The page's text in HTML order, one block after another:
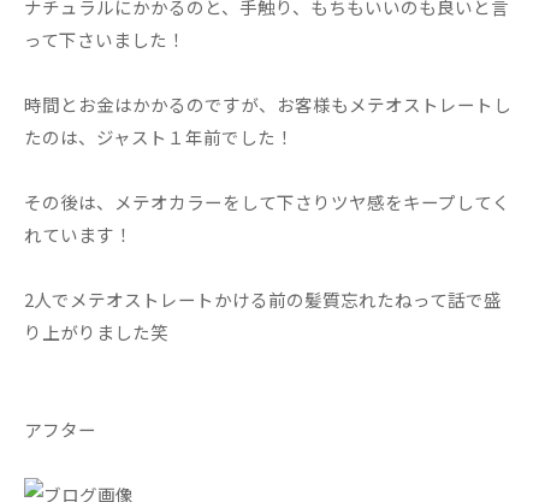
ナチュラルにかかるのと、手触り、もちもいいのも良いと言
って下さいました！
時間とお金はかかるのですが、お客様もメテオストレートし
たのは、ジャスト１年前でした！
その後は、メテオカラーをして下さりツヤ感をキープしてく
れています！
2人でメテオストレートかける前の髪質忘れたねって話で盛
り上がりました笑
アフター